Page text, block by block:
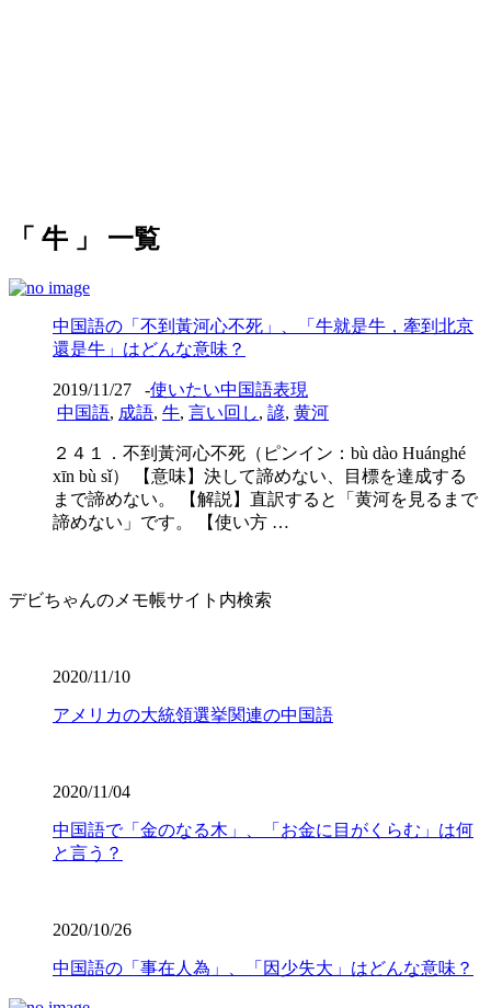
「 牛 」 一覧
中国語の「不到黃河心不死」、「牛就是牛，牽到北京
還是牛」はどんな意味？
2019/11/27 -使いたい中国語表現
中国語, 成語, 牛, 言い回し, 諺, 黄河
２４１．不到黃河心不死（ピンイン：bù dào Huánghé
xīn bù sǐ） 【意味】決して諦めない、目標を達成する
まで諦めない。 【解説】直訳すると「黄河を見るまで
諦めない」です。 【使い方 …
デビちゃんのメモ帳サイト内検索
2020/11/10
アメリカの大統領選挙関連の中国語
2020/11/04
中国語で「金のなる木」、「お金に目がくらむ」は何
と言う？
2020/10/26
中国語の「事在人為」、「因少失大」はどんな意味？